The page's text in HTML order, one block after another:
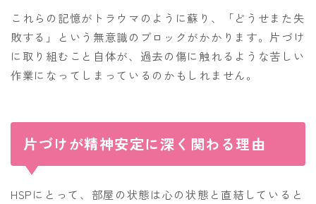
これらの記憶がトラウマのように蘇り、「どうせまた失
敗する」という無意識のブロックがかかります。片づけ
に取り組むこと自体が、過去の傷に触れるような苦しい
作業になってしまっているのかもしれません。
片づけが精神安定に深く関わる理由
HSPにとって、部屋の状態は心の状態と直結していると